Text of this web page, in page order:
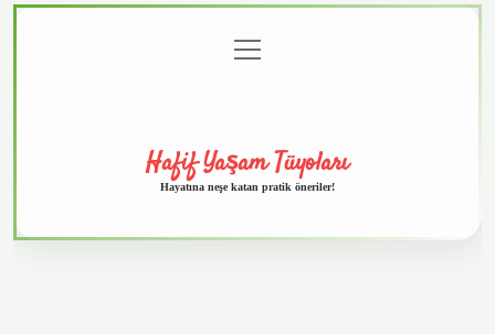
menüyü
aç
Hafif Yaşam Tüyoları
Hayatına neşe katan pratik öneriler!